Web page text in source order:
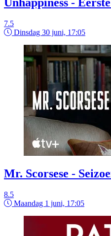
7.5
Dinsdag 30 juni, 17:05
Mr. Scorsese -
8.5
Maandag 1 juni, 17:05